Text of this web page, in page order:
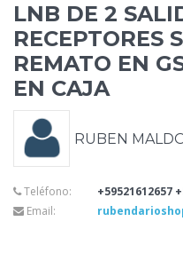
LNB DE 2
RECEPTORES
REMATO EN
EN CAJA
RUBEN
Teléfono:
+59521612657
Email: